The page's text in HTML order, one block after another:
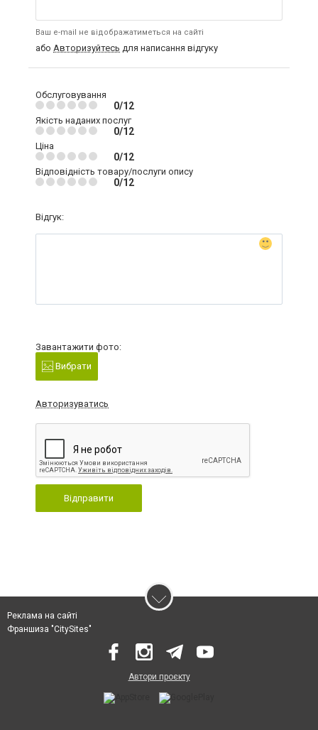
Ваш e-mail не відображатиметься на сайті
або Авторизуйтесь для написання відгуку
Обслуговування
0/12
Якість наданих послуг
0/12
Ціна
0/12
Відповідність товару/послуги опису
0/12
Відгук:
Завантажити фото:
Вибрати
Авторизуватись
Відправити
Реклама на сайті
Франшиза "CitySites"
Автори проєкту